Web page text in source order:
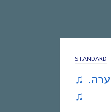
STANDARD
♫ .אחת ששומעת #53 | 17/6/12 | שקט. סערה
♫